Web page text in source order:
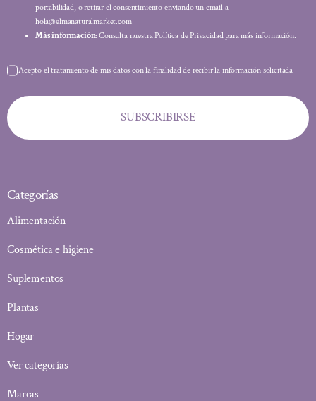
portabilidad, o retirar el consentimiento enviando un email a
hola@elmanaturalmarket.com
Más información: Consulta nuestra Política de Privacidad para más información.
Acepto el tratamiento de mis datos con la finalidad de recibir la información solicitada
SUBSCRIBIRSE
Categorías
Alimentación
Cosmética e higiene
Suplementos
Plantas
Hogar
Ver categorías
Marcas